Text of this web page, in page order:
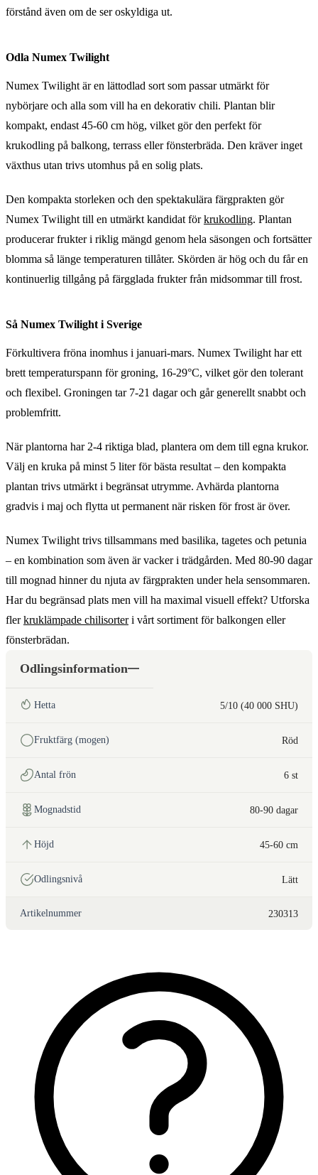
förstånd även om de ser oskyldiga ut.
Odla Numex Twilight
Numex Twilight är en lättodlad sort som passar utmärkt för
nybörjare och alla som vill ha en dekorativ chili. Plantan blir
kompakt, endast 45-60 cm hög, vilket gör den perfekt för
krukodling på balkong, terrass eller fönsterbräda. Den kräver inget
växthus utan trivs utomhus på en solig plats.
Den kompakta storleken och den spektakulära färgprakten gör
Numex Twilight till en utmärkt kandidat förkrukodling. Plantan
producerar frukter i riklig mängd genom hela säsongen och fortsätter
blomma så länge temperaturen tillåter. Skörden är hög och du får en
kontinuerlig tillgång på färgglada frukter från midsommar till frost.
Så Numex Twilight i Sverige
Förkultivera fröna inomhus i januari-mars. Numex Twilight har ett
brett temperaturspann för groning, 16-29°C, vilket gör den tolerant
och flexibel. Groningen tar 7-21 dagar och går generellt snabbt och
problemfritt.
När plantorna har 2-4 riktiga blad, plantera om dem till egna krukor.
Välj en kruka på minst 5 liter för bästa resultat – den kompakta
plantan trivs utmärkt i begränsat utrymme. Avhärda plantorna
gradvis i maj och flytta ut permanent när risken för frost är över.
Numex Twilight trivs tillsammans med basilika, tagetes och petunia
– en kombination som även är vacker i trädgården. Med 80-90 dagar
till mognad hinner du njuta av färgprakten under hela sensommaren.
Har du begränsad plats men vill ha maximal visuell effekt? Utforska
flerkruklämpade chilisorteri vårt sortiment för balkongen eller
fönsterbrädan.
Odlingsinformation
Hetta 5/10 (40 000 SHU)
Fruktfärg (mogen) Röd
Antal frön 6 st
Mognadstid 80-90 dagar
Höjd 45-60 cm
Odlingsnivå Lätt
Artikelnummer 230313